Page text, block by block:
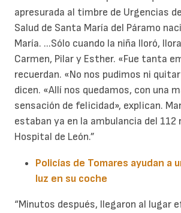
apresurada al timbre de Urgencias
Salud de Santa María del Páramo
María. ...Sólo cuando la niña lloró,
Carmen, Pilar y Esther. «Fue tanta
recuerdan. «No nos pudimos ni
dicen. «Allí nos quedamos, con una
sensación de felicidad», explican.
estaban ya en la ambulancia del 112
Hospital de León.”
Policías de Tomares ayudan a
luz en su coche
“Minutos después, llegaron al lugar